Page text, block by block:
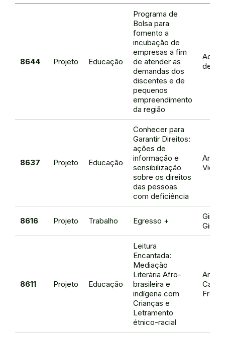
8644 Projeto Educação
Programa de
Bolsa para
fomento a
incubação de
empresas a fim
de atender as
demandas dos
discentes e de
pequenos
empreendimento
da região
de
8637 Projeto Educação
Conhecer para
Garantir Direitos:
ações de
informação e
sensibilização
sobre os direitos
das pessoas
com deficiência
Vieira
8616 Projeto Trabalho Egresso +
Gina
Girao
8611 Projeto Educação
Leitura
Encantada:
Mediação
Literária Afro-
brasileira e
indígena com
Crianças e
Letramento
étnico-racial
Ana